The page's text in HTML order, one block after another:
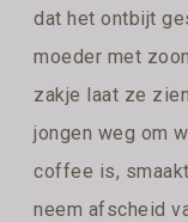
dat het ontbijt
moeder met
zakje laat ze
jongen weg om
coffee is,
neem afscheid